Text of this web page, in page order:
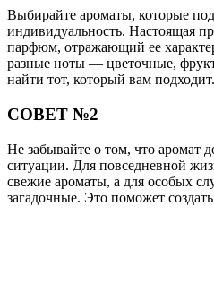
Выбирайте ароматы, которые
индивидуальность. Настоящая
парфюм, отражающий ее
разные ноты — цветочные,
найти тот, который вам подходит.
СОВЕТ №2
Не забывайте о том, что аромат
ситуации. Для повседневной
свежие ароматы, а для особых
загадочные. Это поможет